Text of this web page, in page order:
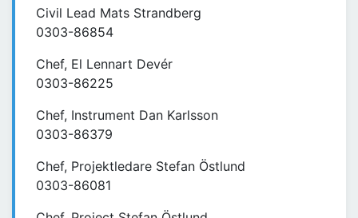
Civil Lead Mats Strandberg
0303-86854
Chef, El Lennart Devér
0303-86225
Chef, Instrument Dan Karlsson
0303-86379
Chef, Projektledare Stefan Östlund
0303-86081